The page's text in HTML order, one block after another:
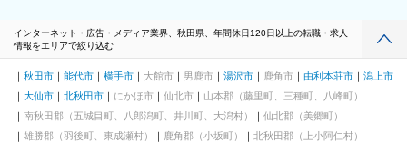
インターネット・広告・メディア業界、秋田県、年間休日120日以上の転職・求人
情報をエリアで絞り込む
秋田市 能代市 横手市 大館市 男鹿市 湯沢市 鹿角市 由利本荘市
潟上市
大仙市
北秋田市 にかほ市 仙北市
山本郡（藤里町、三種町、八峰町）
南秋田郡（五城目町、八郎潟町、井川町、大潟村）
仙北郡（美郷町）
雄勝郡（羽後町、東成瀬村）
鹿角郡（小坂町） 北秋田郡（上小阿仁村）